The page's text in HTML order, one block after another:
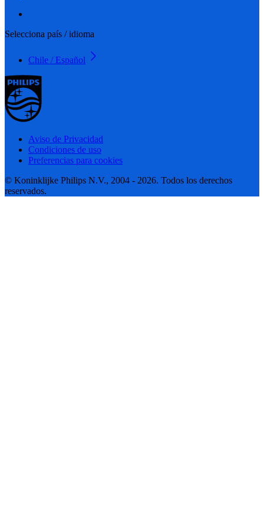
Selecciona país / idioma
Chile / Español
Aviso de Privacidad
Condiciones de uso
Preferencias para cookies
© Koninklijke Philips N.V., 2004 - 2026. Todos los derechos
reservados.